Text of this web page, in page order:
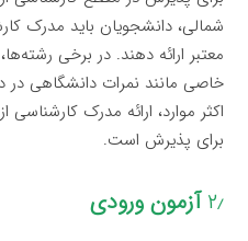
شمالی، دانشجویان باید مدرک
معتبر ارائه دهند. در برخی
خاصی مانند نمرات دانشگاهی
اکثر موارد، ارائه مدرک
برای پذیرش است.
۲٫ آزمون ورودی